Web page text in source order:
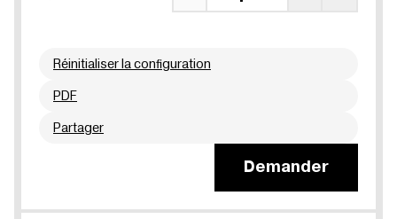
Réinitialiser la configuration
PDF
Partager
Demander